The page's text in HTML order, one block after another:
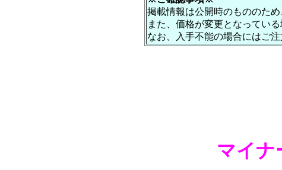
掲載情報は公開時のもののた
また、価格が変更となってい
なお、入手不能の場合にはご
マイナ